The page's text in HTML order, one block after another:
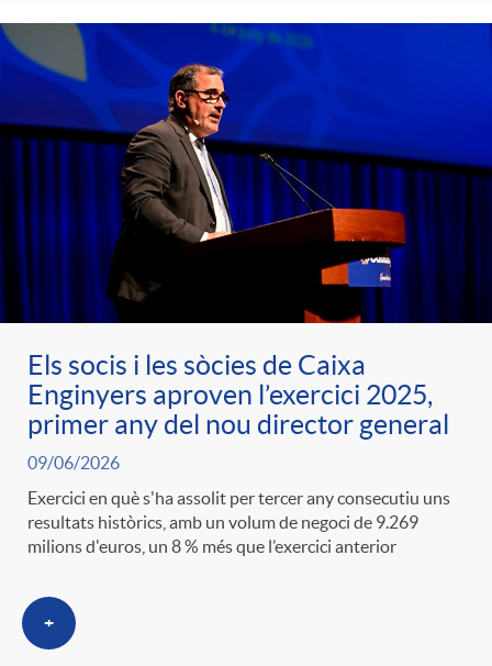
Els socis i les sòcies de Caixa
Enginyers aproven l’exercici 2025,
primer any del nou director general
09/06/2026
Exercici en què s'ha assolit per tercer any consecutiu uns
resultats històrics, amb un volum de negoci de 9.269
milions d'euros, un 8 % més que l’exercici anterior
+